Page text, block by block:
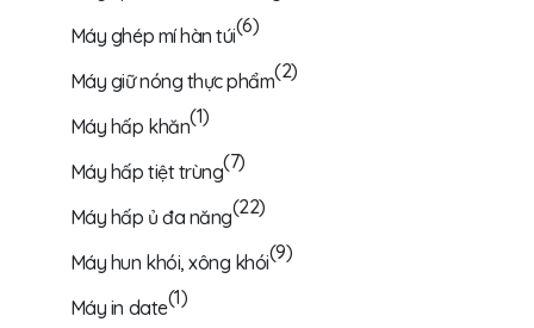
Máy ghép mí hàn túi(6)
Máy giữ nóng thực phẩm(2)
Máy hấp khăn(1)
Máy hấp tiệt trùng(7)
Máy hấp ủ đa năng(22)
Máy hun khói, xông khói(9)
Máy in date(1)